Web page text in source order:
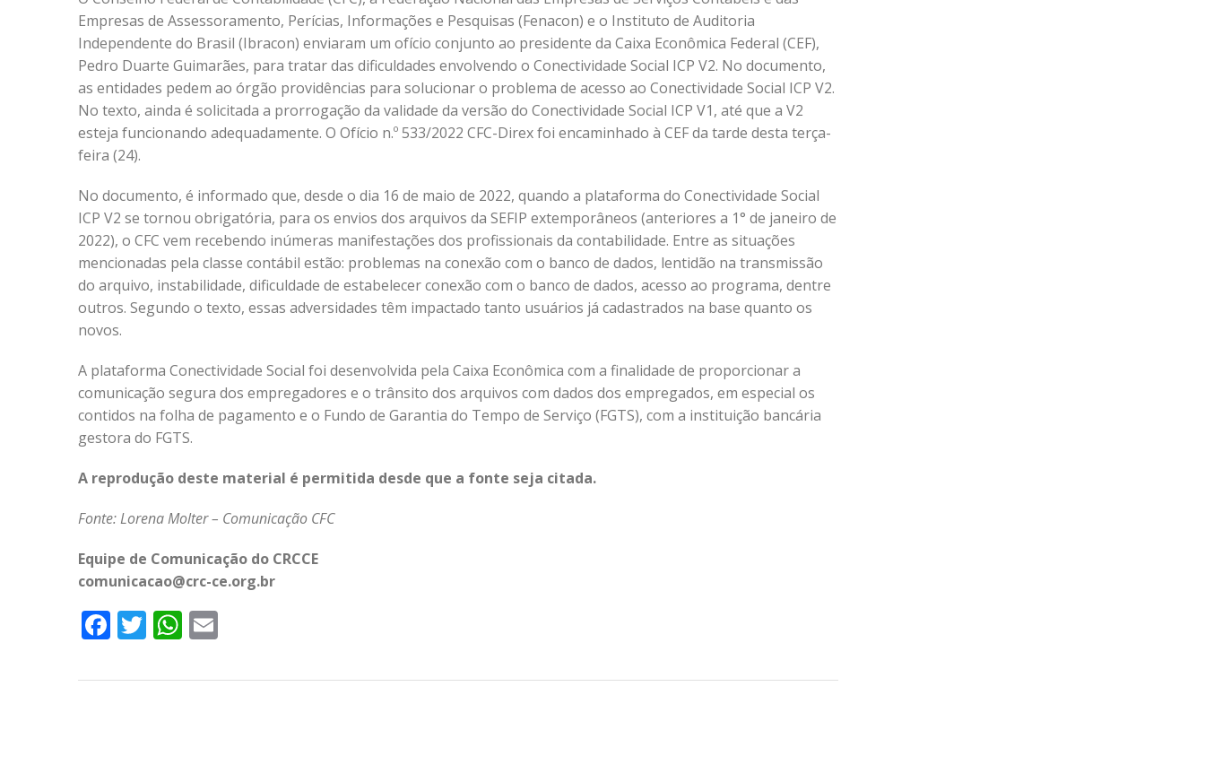
Empresas de Assessoramento, Perícias, Informações e Pesquisas (Fenacon) e o Instituto de Auditoria
Independente do Brasil (Ibracon) enviaram um ofício conjunto ao presidente da Caixa Econômica Federal (CEF),
Pedro Duarte Guimarães, para tratar das dificuldades envolvendo o Conectividade Social ICP V2. No documento,
as entidades pedem ao órgão providências para solucionar o problema de acesso ao Conectividade Social ICP V2.
No texto, ainda é solicitada a prorrogação da validade da versão do Conectividade Social ICP V1, até que a V2
esteja funcionando adequadamente. O Ofício n.º 533/2022 CFC-Direx foi encaminhado à CEF da tarde desta terça-
feira (24).
No documento, é informado que, desde o dia 16 de maio de 2022, quando a plataforma do Conectividade Social
ICP V2 se tornou obrigatória, para os envios dos arquivos da SEFIP extemporâneos (anteriores a 1° de janeiro de
2022), o CFC vem recebendo inúmeras manifestações dos profissionais da contabilidade. Entre as situações
mencionadas pela classe contábil estão: problemas na conexão com o banco de dados, lentidão na transmissão
do arquivo, instabilidade, dificuldade de estabelecer conexão com o banco de dados, acesso ao programa, dentre
outros. Segundo o texto, essas adversidades têm impactado tanto usuários já cadastrados na base quanto os
novos.
A plataforma Conectividade Social foi desenvolvida pela Caixa Econômica com a finalidade de proporcionar a
comunicação segura dos empregadores e o trânsito dos arquivos com dados dos empregados, em especial os
contidos na folha de pagamento e o Fundo de Garantia do Tempo de Serviço (FGTS), com a instituição bancária
gestora do FGTS.
A reprodução deste material é permitida desde que a fonte seja citada.
Fonte: Lorena Molter – Comunicação CFC
Equipe de Comunicação do CRCCE
comunicacao@crc-ce.org.br
Facebook
TwitterWhatsApp